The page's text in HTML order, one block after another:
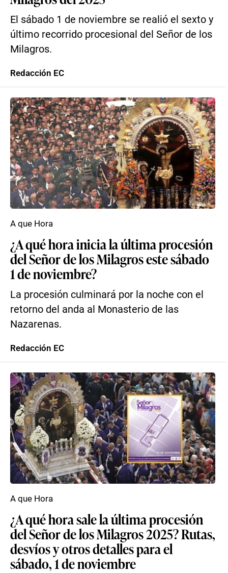
El sábado 1 de noviembre se realió el sexto y
último recorrido procesional del Señor de los
Milagros.
Redacción EC
¿A qué hora inicia la última procesión
del Señor de los Milagros este sábado
1 de noviembre?
La procesión culminará por la noche con el
retorno del anda al Monasterio de las
Nazarenas.
A que Hora
Redacción EC
¿A qué hora sale la última procesión
del Señor de los Milagros 2025? Rutas,
desvíos y otros detalles para el
sábado, 1 de noviembre
A que Hora